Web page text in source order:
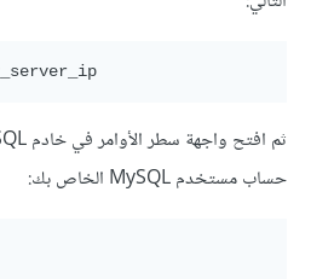
ثم افتح واجهة سطر الأوامر في خادم MySQL، مُستبدلًا
حساب مستخدم MySQL الخاص بك: